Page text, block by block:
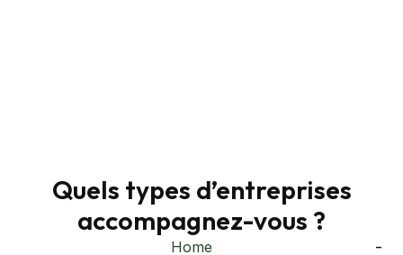
Quels types d’entreprises
accompagnez-vous ?
Home